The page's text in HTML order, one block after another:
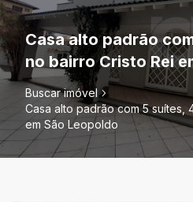
Casa alto padrão
no bairro Cristo Rei
Buscar imóvel
Casa alto padrão com 5 suítes,
em São Leopoldo